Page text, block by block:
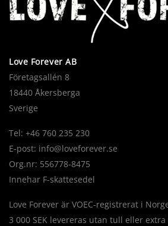
Love Forever AB
Företagsallén 8
18440 Åkersberga
Sverige
Tel: +46 760 235 230
E-post: info@loveforever.se
Org.nr: 556778-8475
Innehar F-skattesedel
Love Forever är VOEC-registrerat i
3 000 SEK levereras utan tull eller